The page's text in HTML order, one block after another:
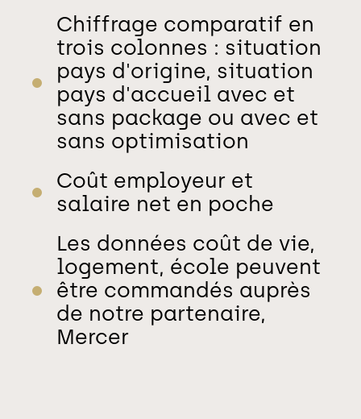
Chiffrage comparatif en
trois colonnes : situation
pays d'origine, situation
pays d'accueil avec et
sans package ou avec et
sans optimisation
Coût employeur et
salaire net en poche
Les données coût de vie,
logement, école peuvent
être commandés auprès
de notre partenaire,
Mercer